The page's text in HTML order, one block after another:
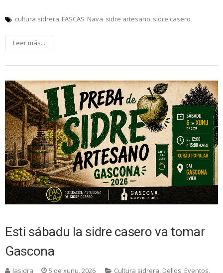
cultura sidrera FASCAS Nava sidre artesano sidre casero
Leer más...
Esti sábadu la sidre casero va tomar
Gascona
lasidra 5 de xunu, 2026 Cultura sidrera, Dellos, Eventos,